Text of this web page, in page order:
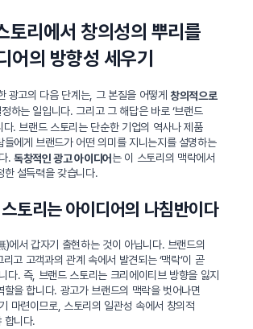
토리에서 창의성의 뿌리를
어의 방향성 세우기
광고의 다음 단계는, 그 본질을 어떻게창의적으로
하는 일입니다. 그리고 그 해답은 바로 ‘브랜드
다. 브랜드 스토리는 단순한 기업의 역사나 제품
들에게 브랜드가 어떤 의미를 지니는지를 설명하는
.독창적인 광고 아이디어는 이 스토리의 맥락에서
한 설득력을 갖습니다.
토리는 아이디어의 나침반이다
)에서 갑자기 출현하는 것이 아닙니다. 브랜드의
고 고객과의 관계 속에서 발견되는 ‘맥락’이 곧
다. 즉, 브랜드 스토리는 크리에이티브 방향을 잃지
할을 합니다. 광고가 브랜드의 맥락을 벗어나면
마련이므로, 스토리의 일관성 속에서 창의적
합니다.